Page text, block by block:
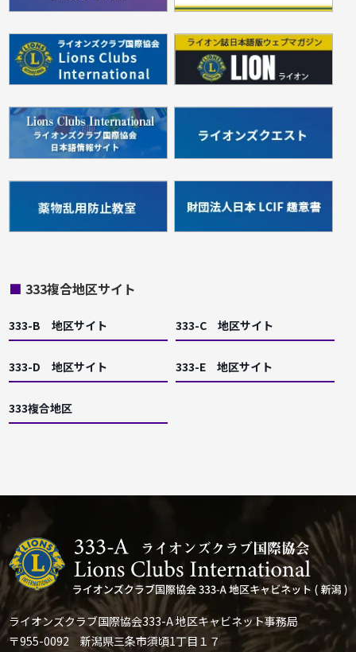
■ 333複合地区サイト
333-B 地区サイト 333-C 地区サイト
333-D 地区サイト 333-E 地区サイト
333複合地区
ライオンズクラブ国際協会333-A 地区キャビネット事務局
〒955-0092 新潟県三条市須頃1丁目１７